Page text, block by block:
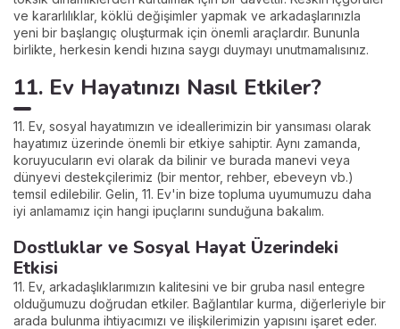
ve kararlılıklar, köklü değişimler yapmak ve arkadaşlarınızla
yeni bir başlangıç oluşturmak için önemli araçlardır. Bununla
birlikte, herkesin kendi hızına saygı duymayı unutmamalısınız.
11. Ev Hayatınızı Nasıl Etkiler?
11. Ev, sosyal hayatımızın ve ideallerimizin bir yansıması olarak
hayatımız üzerinde önemli bir etkiye sahiptir. Aynı zamanda,
koruyucuların evi olarak da bilinir ve burada manevi veya
dünyevi destekçilerimiz (bir mentor, rehber, ebeveyn vb.)
temsil edilebilir. Gelin, 11. Ev'in bize topluma uyumumuzu daha
iyi anlamamız için hangi ipuçlarını sunduğuna bakalım.
Dostluklar ve Sosyal Hayat Üzerindeki
Etkisi
11. Ev, arkadaşlıklarımızın kalitesini ve bir gruba nasıl entegre
olduğumuzu doğrudan etkiler. Bağlantılar kurma, diğerleriyle bir
arada bulunma ihtiyacımızı ve ilişkilerimizin yapısını işaret eder.